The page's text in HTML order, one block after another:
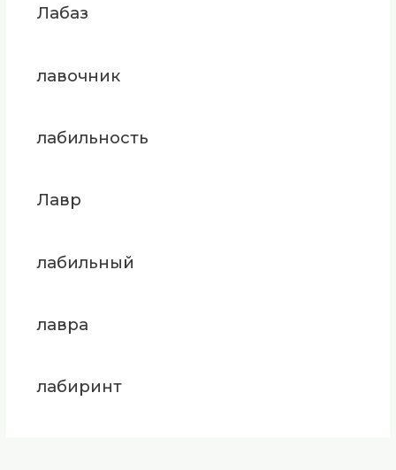
Лабаз
лавочник
лабильность
Лавр
лабильный
лавра
лабиринт